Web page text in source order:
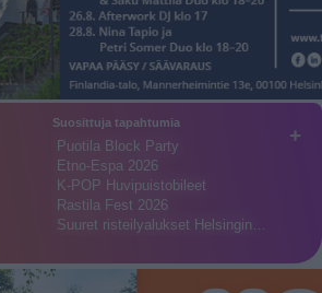
+
Suosittuja tapahtumia
Puotila Block Party
Etno-Espa 2026
K-POP Huvipuistobileet
Rastila Fest 2026
Suuret risteilyalukset Helsingin…